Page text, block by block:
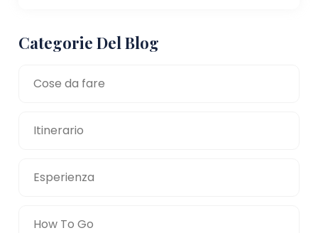
Categorie Del Blog
Cose da fare
Itinerario
Esperienza
How To Go